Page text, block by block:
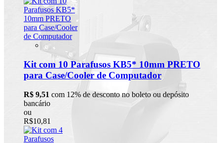
Kit com 10 Parafusos KB5* 10mm PRETO
para Case/Cooler de Computador
R$ 9,51 com 12% de desconto no boleto ou depósito
bancário
ou
R$10,81